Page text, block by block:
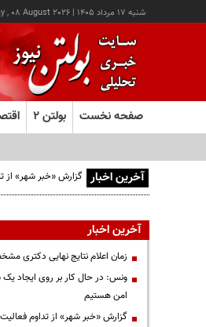
شنبه ۱۷ مرداد ۱۴۰۵ |
, 08 August 2026
صفحه نخست بولتن ۲
آخرین اخبار گزارش «خبر شهر» از
آخرین اخبار
زمان اعلام نتایج نهایی دکتری
ونس: در حال کار بر روی ایجاد یک
امن هستیم
گزارش «خبر شهر» از تداوم